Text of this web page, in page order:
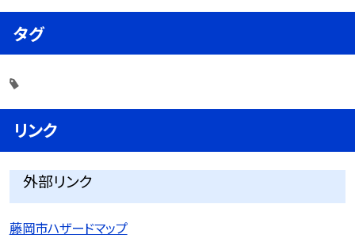
タグ
リンク
外部リンク
藤岡市ハザードマップ